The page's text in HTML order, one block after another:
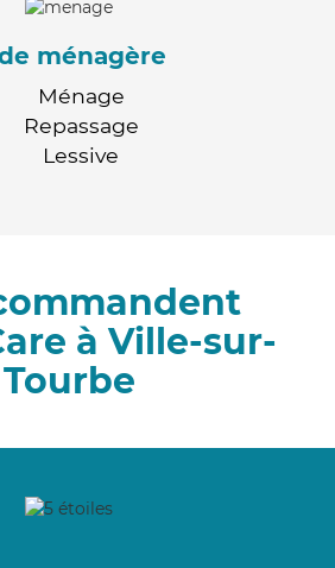
ménagère
Ménage
Repassage
Lessive
à Ville-sur-
Tourbe